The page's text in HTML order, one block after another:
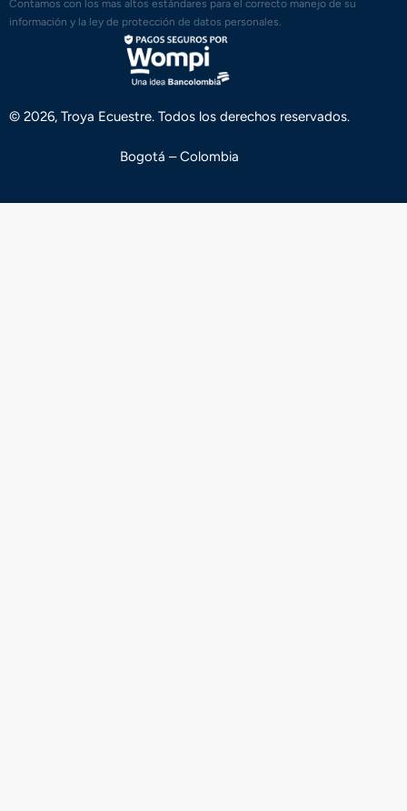
Contamos con los mas altos estándares para el correcto manejo de su
información y la ley de protección de datos personales.
© 2026, Troya Ecuestre. Todos los derechos reservados.
Bogotá – Colombia